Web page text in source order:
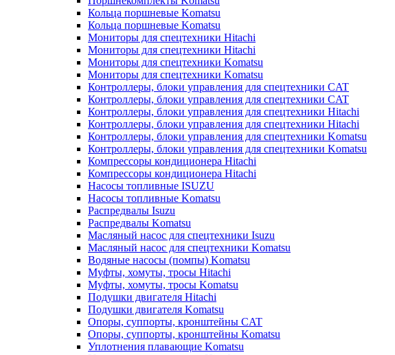
Кольца поршневые Komatsu
Кольца поршневые Komatsu
Мониторы для спецтехники Hitachi
Мониторы для спецтехники Hitachi
Мониторы для спецтехники Komatsu
Мониторы для спецтехники Komatsu
Контроллеры, блоки управления для спецтехники CAT
Контроллеры, блоки управления для спецтехники CAT
Контроллеры, блоки управления для спецтехники Hitachi
Контроллеры, блоки управления для спецтехники Hitachi
Контроллеры, блоки управления для спецтехники Komatsu
Контроллеры, блоки управления для спецтехники Komatsu
Компрессоры кондиционера Hitachi
Компрессоры кондиционера Hitachi
Насосы топливные ISUZU
Насосы топливные Komatsu
Распредвалы Isuzu
Распредвалы Komatsu
Масляный насос для спецтехники Isuzu
Масляный насос для спецтехники Komatsu
Водяные насосы (помпы) Komatsu
Муфты, хомуты, тросы Hitachi
Муфты, хомуты, тросы Komatsu
Подушки двигателя Hitachi
Подушки двигателя Komatsu
Опоры, суппорты, кронштейны CAT
Опоры, суппорты, кронштейны Komatsu
Уплотнения плавающие Komatsu